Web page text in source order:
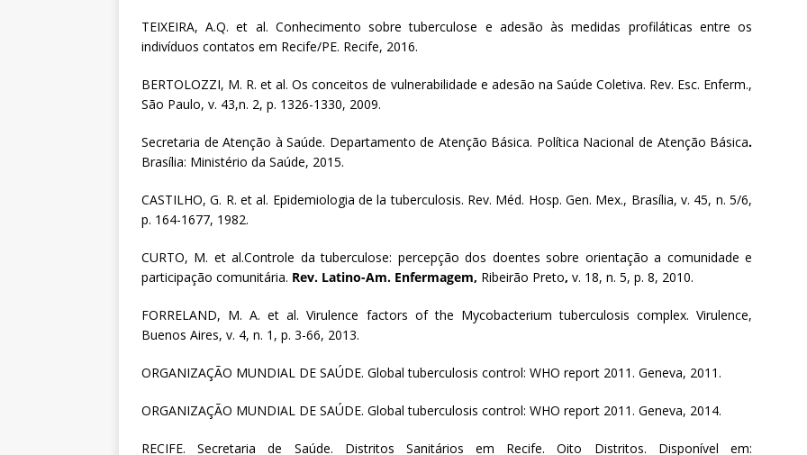
TEIXEIRA, A.Q. et al. Conhecimento sobre tuberculose e adesão às medidas profiláticas entre os
indivíduos contatos em Recife/PE. Recife, 2016.
BERTOLOZZI, M. R. et al. Os conceitos de vulnerabilidade e adesão na Saúde Coletiva. Rev. Esc. Enferm.,
São Paulo, v. 43,n. 2, p. 1326-1330, 2009.
Secretaria de Atenção à Saúde. Departamento de Atenção Básica. Política Nacional de Atenção Básica.
Brasília: Ministério da Saúde, 2015.
CASTILHO, G. R. et al. Epidemiologia de la tuberculosis. Rev. Méd. Hosp. Gen. Mex., Brasília, v. 45, n. 5/6,
p. 164-1677, 1982.
CURTO, M. et al.Controle da tuberculose: percepção dos doentes sobre orientação a comunidade e
participação comunitária. Rev. Latino-Am. Enfermagem, Ribeirão Preto, v. 18, n. 5, p. 8, 2010.
FORRELAND, M. A. et al. Virulence factors of the Mycobacterium tuberculosis complex. Virulence,
Buenos Aires, v. 4, n. 1, p. 3-66, 2013.
ORGANIZAÇÃO MUNDIAL DE SAÚDE. Global tuberculosis control: WHO report 2011. Geneva, 2011.
ORGANIZAÇÃO MUNDIAL DE SAÚDE. Global tuberculosis control: WHO report 2011. Geneva, 2014.
RECIFE. Secretaria de Saúde. Distritos Sanitários em Recife. Oito Distritos. Disponível em: